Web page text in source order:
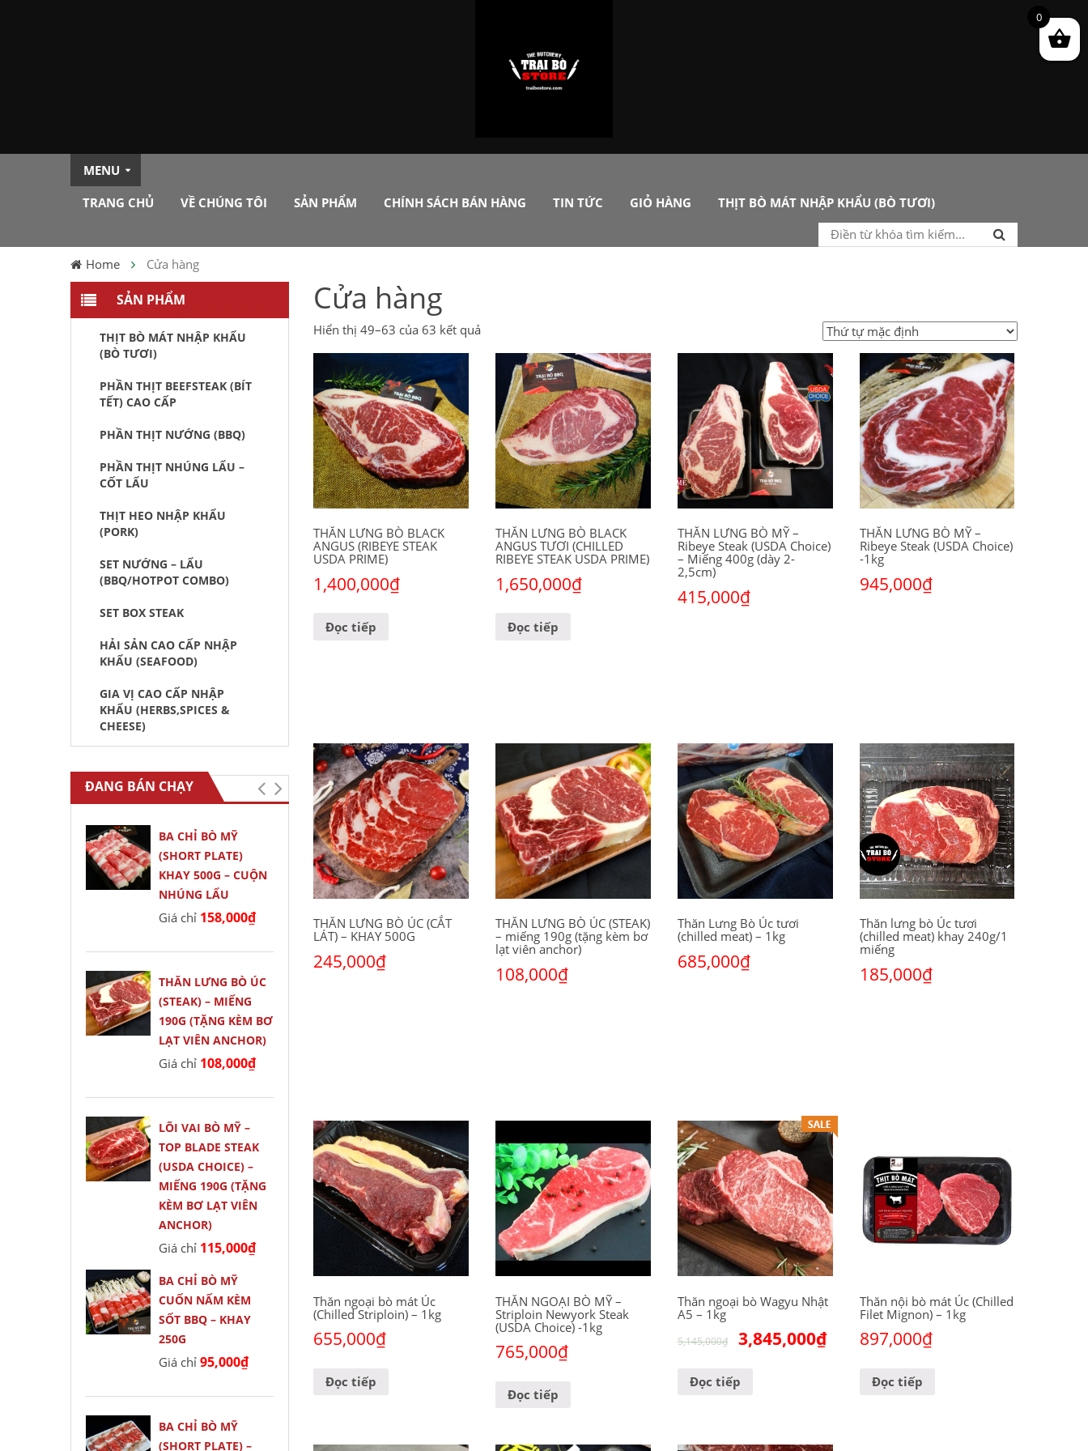
MENU
TRANG CHỦ
VỀ CHÚNG TÔI SẢN PHẨM CHÍNH SÁCH BÁN HÀNG TIN TỨC GIỎ HÀNG THỊT BÒ MÁT NHẬP KHẨU (BÒ TƯƠI)
Home Cửa hàng
SẢN PHẨM
THỊT BÒ MÁT NHẬP KHẨU
(BÒ TƯƠI)
PHẦN THỊT BEEFSTEAK (BÍT
TẾT) CAO CẤP
PHẦN THỊT NƯỚNG (BBQ)
PHẦN THỊT NHÚNG LẨU –
CỐT LẨU
THỊT HEO NHẬP KHẨU
(PORK)
SET NƯỚNG – LẨU
(BBQ/HOTPOT COMBO)
SET BOX STEAK
HẢI SẢN CAO CẤP NHẬP
KHẨU (SEAFOOD)
GIA VỊ CAO CẤP NHẬP
KHẨU (HERBS,SPICES &
CHEESE)
ĐANG BÁN CHẠY
BA CHỈ BÒ MỸ
(SHORT PLATE)
KHAY 500G – CUỘN
NHÚNG LẨU
Giá chỉ 158,000₫
THĂN LƯNG BÒ ÚC
(STEAK) – MIẾNG
190G (TẶNG KÈM BƠ
LẠT VIÊN ANCHOR)
Giá chỉ 108,000₫
LÕI VAI BÒ MỸ –
TOP BLADE STEAK
(USDA CHOICE) –
MIẾNG 190G (TẶNG
KÈM BƠ LẠT VIÊN
ANCHOR)
Giá chỉ 115,000₫
BA CHỈ BÒ MỸ
CUỐN NẤM KÈM
SỐT BBQ – KHAY
250G
Giá chỉ 95,000₫
BA CHỈ BÒ MỸ
(SHORT PLATE) –
Cửa hàng
Hiển thị 49–63 của 63 kết quả
THĂN LƯNG BÒ BLACK
ANGUS (RIBEYE STEAK
USDA PRIME)
1,400,000₫
Đọc tiếp
THĂN LƯNG BÒ BLACK
ANGUS TƯƠI (CHILLED
RIBEYE STEAK USDA PRIME)
1,650,000₫
Đọc tiếp
THĂN LƯNG BÒ MỸ –
Ribeye Steak (USDA Choice)
– Miếng 400g (dày 2-
2,5cm)
415,000₫
THĂN LƯNG BÒ MỸ –
Ribeye Steak (USDA Choice)
-1kg
945,000₫
THĂN LƯNG BÒ ÚC (CẮT
LÁT) – KHAY 500G
245,000₫
THĂN LƯNG BÒ ÚC (STEAK)
– miếng 190g (tặng kèm bơ
lạt viên anchor)
108,000₫
Thăn Lưng Bò Úc tươi
(chilled meat) – 1kg
685,000₫
Thăn lưng bò Úc tươi
(chilled meat) khay 240g/1
miếng
185,000₫
Thăn ngoại bò mát Úc
(Chilled Striploin) – 1kg
655,000₫
Đọc tiếp
THĂN NGOẠI BÒ MỸ –
Striploin Newyork Steak
(USDA Choice) -1kg
765,000₫
Đọc tiếp
Thăn ngoại bò Wagyu Nhật
A5 – 1kg
5,145,000₫ 3,845,000₫
Đọc tiếp
Thăn nội bò mát Úc (Chilled
Filet Mignon) – 1kg
897,000₫
Đọc tiếp
0